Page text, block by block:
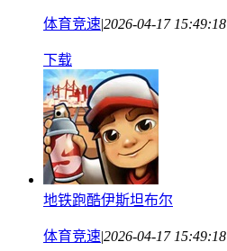
体育竞速|2026-04-17 15:49:18
下载
地铁跑酷伊斯坦布尔
体育竞速|2026-04-17 15:49:18